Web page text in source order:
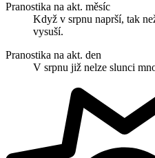
Pranostika na akt. měsíc
Když v srpnu naprší, tak
vysuší.
Pranostika na akt. den
V srpnu již nelze slunci